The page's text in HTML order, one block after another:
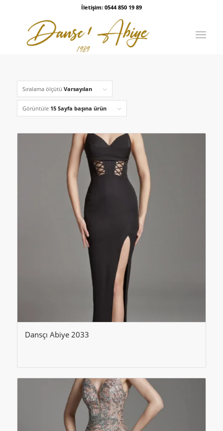
İletişim: 0544 850 19 89
Sıralama ölçütü Varsayılan
Görüntüle 15 Sayfa başına ürün
Dansçı Abiye 2033